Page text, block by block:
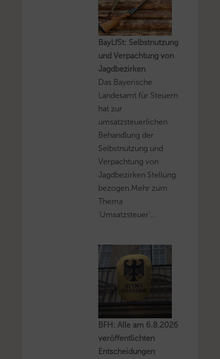
BayLfSt: Selbstnutzung
und Verpachtung von
Jagdbezirken
Das Bayerische
Landesamt für Steuern
hat zur
umsatzsteuerlichen
Behandlung der
Selbstnutzung und
Verpachtung von
Jagdbezirken Stellung
bezogen.Mehr zum
Thema
'Umsatzsteuer'...
BFH: Alle am 6.8.2026
veröffentlichten
Entscheidungen